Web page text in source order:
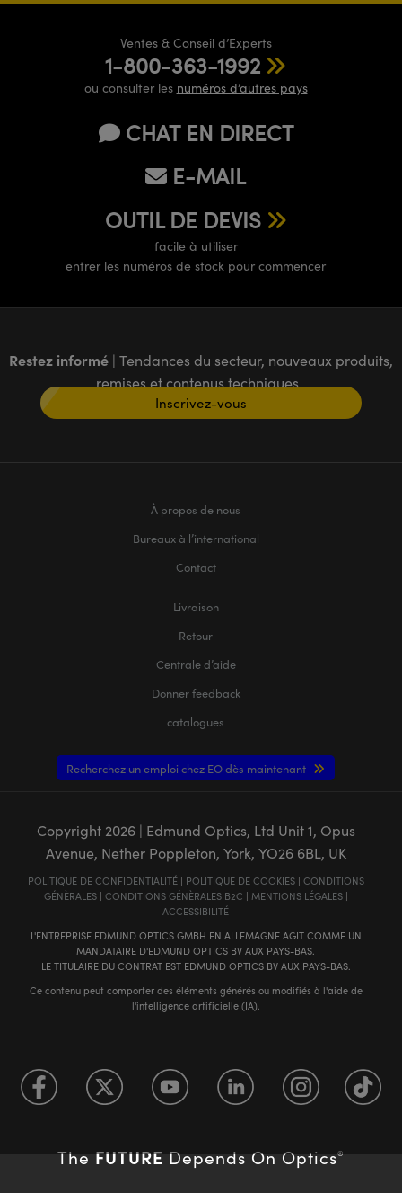
Ventes & Conseil d’Experts
1-800-363-1992
ou consulter les numéros d’autres pays
CHAT EN DIRECT
E-MAIL
OUTIL DE DEVIS
facile à utiliser
entrer les numéros de stock pour commencer
Restez informé | Tendances du secteur, nouveaux produits,
remises et contenus techniques
Inscrivez-vous
À propos de nous
Bureaux à l’international
Contact
Livraison
Retour
Centrale d’aide
Donner feedback
catalogues
Recherchez un emploi chez EO dès maintenant
Copyright 2026| Edmund Optics, Ltd Unit 1, Opus
Avenue, Nether Poppleton, York, YO26 6BL, UK
POLITIQUE DE CONFIDENTIALITÉ| POLITIQUE DE COOKIES| CONDITIONS
GÉNÈRALES| CONDITIONS GÉNÈRALES B2C | MENTIONS LÉGALES|
ACCESSIBILITÉ
L'ENTREPRISE EDMUND OPTICS GMBH EN ALLEMAGNE AGIT COMME UN
MANDATAIRE D'EDMUND OPTICS BV AUX PAYS-BAS.
LE TITULAIRE DU CONTRAT EST EDMUND OPTICS BV AUX PAYS-BAS.
Ce contenu peut comporter des éléments générés ou modifiés à l'aide de
l'intelligence artificielle (IA).
The FUTURE Depends On Optics®